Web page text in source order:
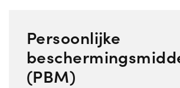
Persoonlijke
(PBM)